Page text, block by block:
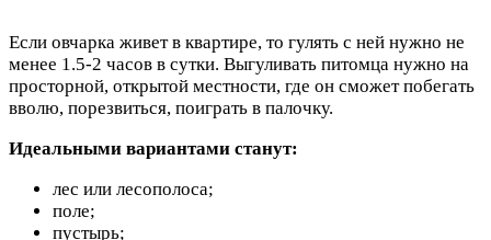
Если овчарка живет в квартире, то гулять с ней нужно не
менее 1.5-2 часов в сутки. Выгуливать питомца нужно на
просторной, открытой местности, где он сможет побегать
вволю, порезвиться, поиграть в палочку.
Идеальными вариантами станут:
лес или лесополоса;
поле;
пустырь;